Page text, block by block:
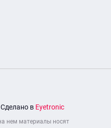
Сделано в Eyetronic
нем материалы носят